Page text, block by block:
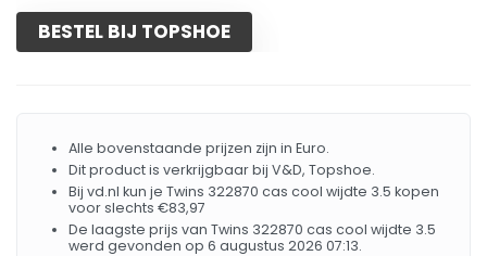
BESTEL BIJ TOPSHOE
Alle bovenstaande prijzen zijn in Euro.
Dit product is verkrijgbaar bij V&D, Topshoe.
Bij vd.nl kun je Twins 322870 cas cool wijdte 3.5 kopen
voor slechts €83,97
De laagste prijs van Twins 322870 cas cool wijdte 3.5
werd gevonden op 6 augustus 2026 07:13.